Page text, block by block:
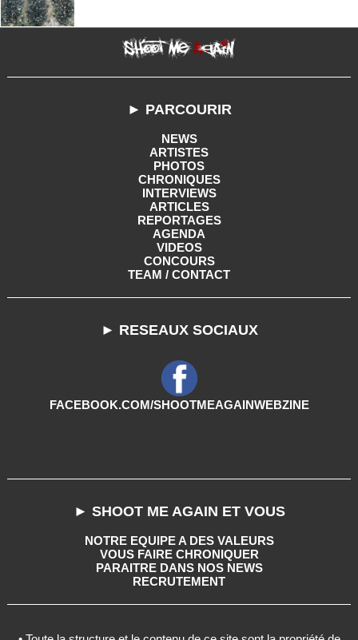
► PARCOURIR
NEWS
ARTISTES
PHOTOS
CHRONIQUES
INTERVIEWS
ARTICLES
REPORTAGES
AGENDA
VIDEOS
CONCOURS
TEAM / CONTACT
► RESEAUX SOCIAUX
FACEBOOK.COM/SHOOTMEAGAINWEBZINE
► SHOOT ME AGAIN ET VOUS
NOTRE EQUIPE A DES VALEURS
VOUS FAIRE CHRONIQUER
PARAITRE DANS NOS NEWS
RECRUTEMENT